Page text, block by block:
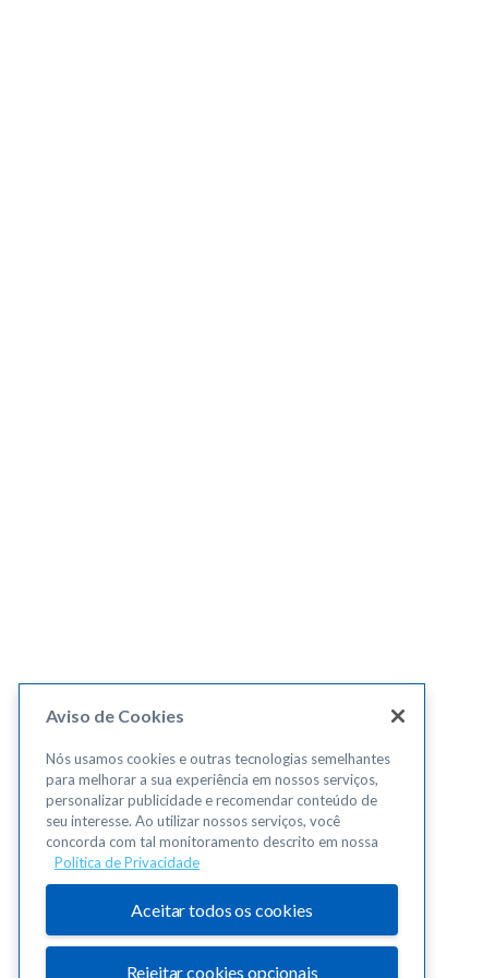
Aviso de Cookies
Nós usamos cookies e outras tecnologias semelhantes
para melhorar a sua experiência em nossos serviços,
personalizar publicidade e recomendar conteúdo de
seu interesse. Ao utilizar nossos serviços, você
concorda com tal monitoramento descrito em nossa
Política de Privacidade
Aceitar todos os cookies
Rejeitar cookies opcionais